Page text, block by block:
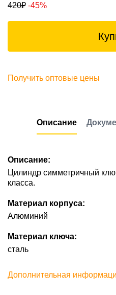
420₽ -45%
Получить оптовые цены
Описание
Описание:
Цилиндр симметричный
класса.
Материал корпуса:
Алюминий
Материал ключа:
сталь
Дополнительная